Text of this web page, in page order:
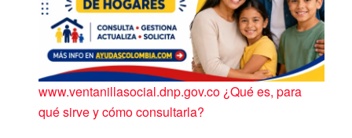
www.ventanillasocial.dnp.gov.co ¿Qué es, para
qué sirve y cómo consultarla?